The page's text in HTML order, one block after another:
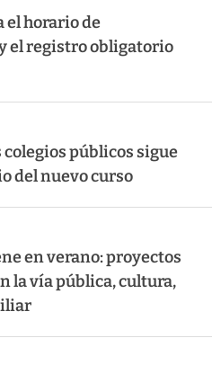
el horario de
el registro obligatorio
colegios públicos sigue
del nuevo curso
en verano: proyectos
la vía pública, cultura,